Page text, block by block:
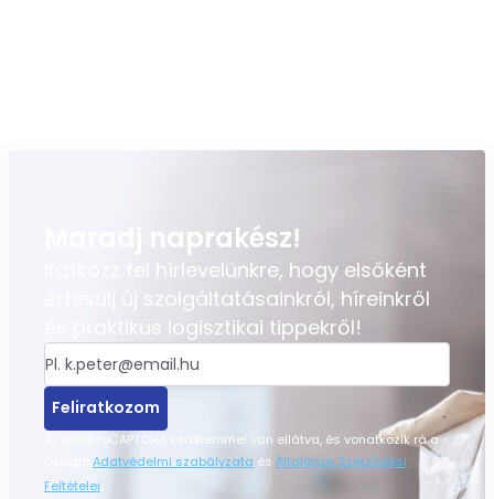
Maradj naprakész!
Iratkozz fel hírlevelünkre, hogy elsőként
értesülj új szolgáltatásainkról, híreinkről
és praktikus logisztikai tippekről!
Feliratkozom
Az oldal reCAPTCHA védelemmel van ellátva, és vonatkozik rá a
Adatvédelmi szabályzata és Általános Szerződési
Feltételei